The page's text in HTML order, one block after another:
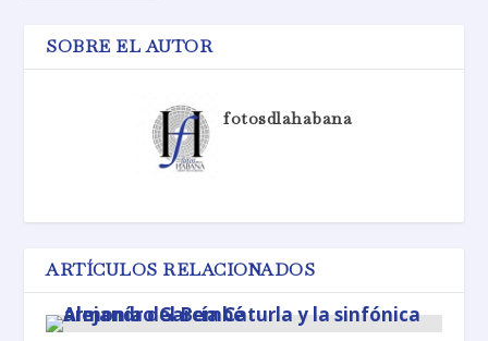
SOBRE EL AUTOR
fotosdlahabana
ARTÍCULOS RELACIONADOS